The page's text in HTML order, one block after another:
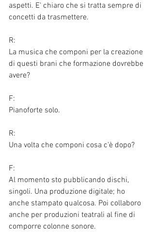
aspetti. E' chiaro che si tratta sempre di
concetti da trasmettere.
R:
La musica che componi per la creazione
di questi brani che formazione dovrebbe
avere?
F:
Pianoforte solo.
R:
Una volta che componi cosa c'è dopo?
F:
Al momento sto pubblicando dischi,
singoli. Una produzione digitale; ho
anche stampato qualcosa. Poi collaboro
anche per produzioni teatrali al fine di
comporre colonne sonore.